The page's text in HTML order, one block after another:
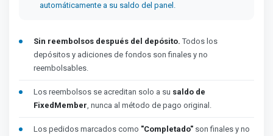
automáticamente a su saldo del panel.
Sin reembolsos después del depósito. Todos los
depósitos y adiciones de fondos son finales y no
reembolsables.
Los reembolsos se acreditan solo a su saldo de
FixedMember, nunca al método de pago original.
Los pedidos marcados como "Completado" son finales y no